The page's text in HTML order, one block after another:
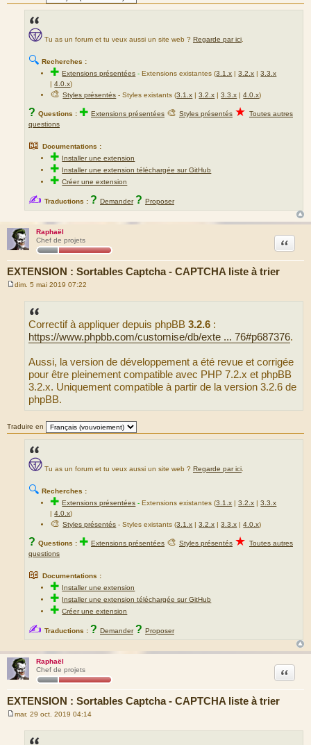
Tu as un forum et tu veux aussi un site web ? Regarde par ici
🔍 Recherches :
✚Extensions présentées -Extensions existantes (3.1.x |3.2.x |3.3.x
|4.0.x)
🎨Styles présentés - Styles existants (3.1.x |3.2.x |3.3.x |4.0.x)
? Questions : ✚ Extensions présentées 🎨 Styles présentés ★ Toutes autres
questions
📖 Documentations :
✚ Installer une extension
✚ Installer une extension téléchargée sur GitHub
✚Créer une extension
✍ Traductions : ? Demander ? Proposer
Raphaël
Chef de projets
EXTENSION : Sortables Captcha - CAPTCHA liste à trier
Citation
dim. 5 mai 2019 07:22
Correctif à appliquer depuis phpBB 3.2.6 :
https://www.phpbb.com/customise/db/exte ... 76#p687376.
Aussi, la version de développement a été revue et corrigée
pour être pleinement compatible avec PHP 7.2.x et phpBB
3.2.x. Uniquement compatible à partir de la version 3.2.6 de
phpBB.
Traduire en
Tu as un forum et tu veux aussi un site web ? Regarde par ici
🔍 Recherches :
✚Extensions présentées -Extensions existantes (3.1.x |3.2.x |3.3.x
|4.0.x)
🎨Styles présentés - Styles existants (3.1.x |3.2.x |3.3.x |4.0.x)
? Questions : ✚ Extensions présentées 🎨 Styles présentés ★ Toutes autres
questions
📖 Documentations :
✚ Installer une extension
✚ Installer une extension téléchargée sur GitHub
✚Créer une extension
✍ Traductions : ? Demander ? Proposer
Raphaël
Chef de projets
EXTENSION : Sortables Captcha - CAPTCHA liste à trier
Citation
mar. 29 oct. 2019 04:14